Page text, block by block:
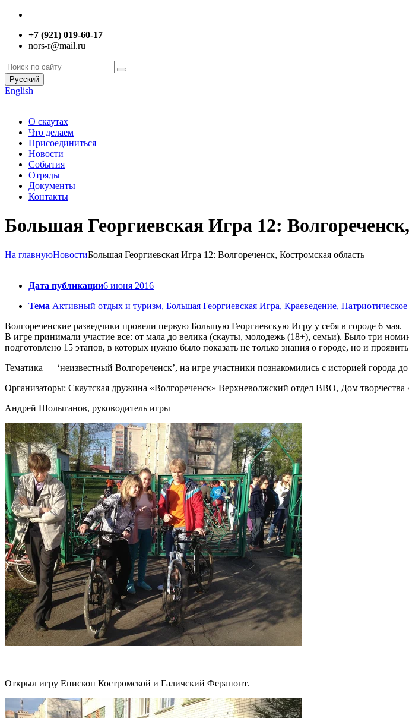
+7 (921) 019-60-17
nors-r@mail.ru
Русский
English
О скаутах
Что делаем
Присоединиться
Новости
События
Отряды
Документы
Контакты
Большая Георгиевская Игра 12:
На главнуюНовостиБольшая Георгиевская Игра 12: Волгореченск, Костромская область
Дата публикации6 июня 2016
Тема Активный отдых и туризм, Большая Георгиевская Игра, Краеведение, Патриотическое
Волгореченские разведчики провели первую Большую Георгиевскую Игру у себя в городе 6 мая.
В игре принимали участие все: от мала до велика (скауты, молодежь (18+), семьи). Было три
подготовлено 15 этапов, в которых нужно было показать не только знания о городе, но и проявить
Тематика — ‘неизвестный Волгореченск’, на игре участники познакомились с историей города
Организаторы: Скаутская дружина «Волгореченск» Верхневолжский отдел ВВО, Дом
Андрей Шолыганов, руководитель игры
Открыл игру Епископ Костромской и Галичский Ферапонт.